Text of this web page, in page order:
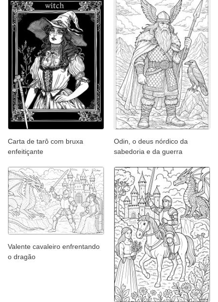
Carta de tarô com bruxa
enfeitiçante
Odin, o deus nórdico da
sabedoria e da guerra
Valente cavaleiro enfrentando
o dragão